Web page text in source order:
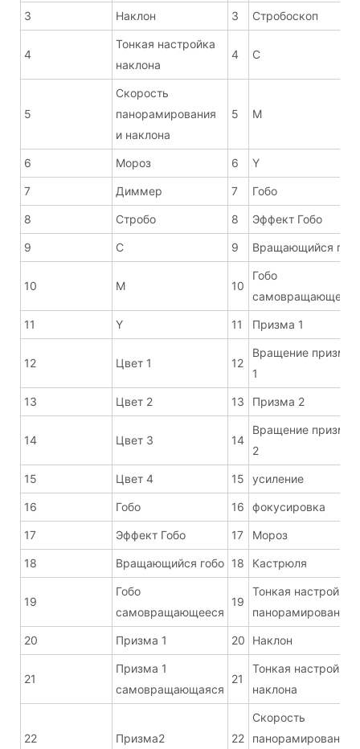
3 Наклон 3 Стробоскоп
4
Тонкая настройка
наклона
4 С
5
Скорость
панорамирования
и наклона
5 М
6 Мороз 6 Y
7 Диммер 7 Гобо
8 Стробо 8 Эффект Гобо
9 С 9 Вращающийся гобо
10 М 10
Гобо
самовращающееся
11 Y 11 Призма 1
12 Цвет 1 12
Вращение призмы
1
13 Цвет 2 13 Призма 2
14 Цвет 3 14
Вращение призмы
2
15 Цвет 4 15 усиление
16 Гобо 16 фокусировка
17 Эффект Гобо 17 Мороз
18 Вращающийся гобо 18 Кастрюля
19
Гобо
самовращающееся
19
Тонкая настройка
панорамирования
20 Призма 1 20 Наклон
21
Призма 1
самовращающаяся
21
Тонкая настройка
наклона
22 Призма2 22
Скорость
панорамирования